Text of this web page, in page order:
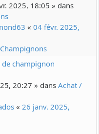
2025, 18:05 » dans
« 04 févr. 2025,
champignon
20:27 » dans Achat /
« 26 janv. 2025,